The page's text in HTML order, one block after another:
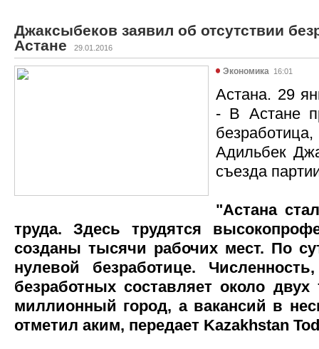
Джаксыбеков заявил об отсутствии
Астане
29.01.2016
Экономика 16:01
Астана. 29
- В Астане
Адильбек
съезда
"Астана
труда. Здесь трудятся
созданы тысячи рабочих мест. По
нулевой безработице.
безработных составляет около
миллионный город, а вакансий в
отметил аким, передает Kazakhstan